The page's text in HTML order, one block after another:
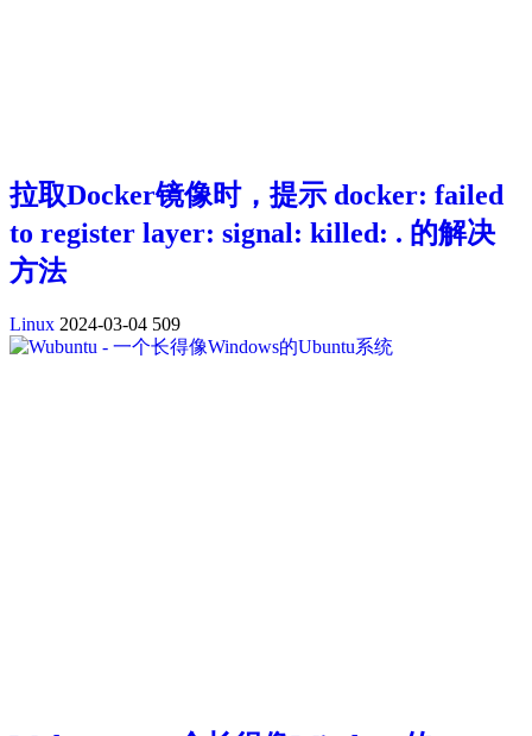
拉取Docker镜像时，提示 docker: failed
to register layer: signal: killed: . 的解决
方法
Linux 2024-03-04 509